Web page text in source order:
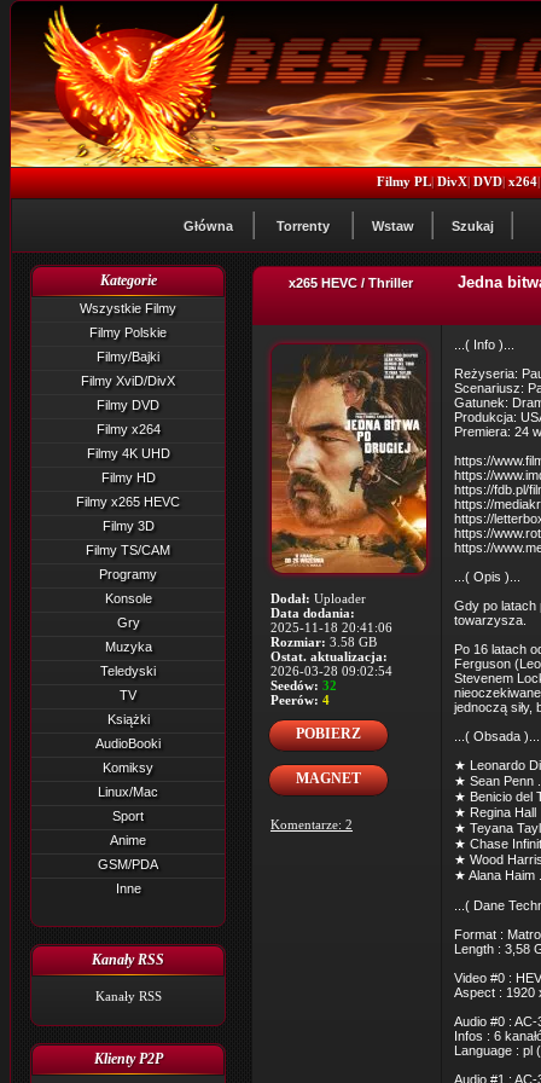
Filmy PL|DivX|DVD|x264
Główna Torrenty Wstaw Szukaj
Kategorie
Wszystkie Filmy
Filmy Polskie
Filmy/Bajki
Filmy XviD/DivX
Filmy DVD
Filmy x264
Filmy 4K UHD
Filmy HD
Filmy x265 HEVC
Filmy 3D
Filmy TS/CAM
Programy
Konsole
Gry
Muzyka
Teledyski
TV
Książki
AudioBooki
Komiksy
Linux/Mac
Sport
Anime
GSM/PDA
Inne
Kanały RSS
Kanały RSS
Klienty P2P
x265 HEVC / Thriller Jedna
Dodał: Uploader
Data dodania:
2025-11-18 20:41:06
Rozmiar: 3.58 GB
Ostat. aktualizacja:
2026-03-28 09:02:54
Seedów: 32
Peerów: 4
POBIERZ
MAGNET
Komentarze: 2
...( Info )...
Reżyseria:
Scenariusz:
Gatunek:
Produkcja:
Premiera: 24
https://
https://
https://fdb.pl/
https://
https://
https://
https://
...( Opis )...
Gdy po latach
towarzysza.
Po 16 latach
Ferguson
Stevenem
jednoczą
...( Obsada )...
★ Leonardo
★ Sean Penn
★ Benicio del
★ Regina Hall
★ Teyana
★ Chase
★ Wood
★ Alana Haim
...( Dane
Format :
Length : 3,58
Video #0 :
Aspect : 1920
Audio #0 :
Infos : 6
Language : pl
Audio #1 :